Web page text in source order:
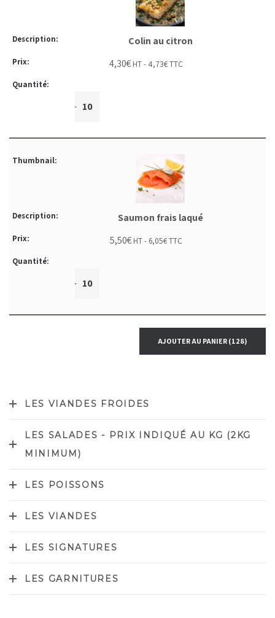
Colin au citron
4,30€ HT - 4,73€TTC
+
Saumon frais laqué
5,50€ HT - 6,05€TTC
+
AJOUTER AU PANIER (128)
LES VIANDES FROIDES
LES SALADES - PRIX INDIQUÉ AU KG (2KG
MINIMUM)
LES POISSONS
LES VIANDES
LES SIGNATURES
LES GARNITURES